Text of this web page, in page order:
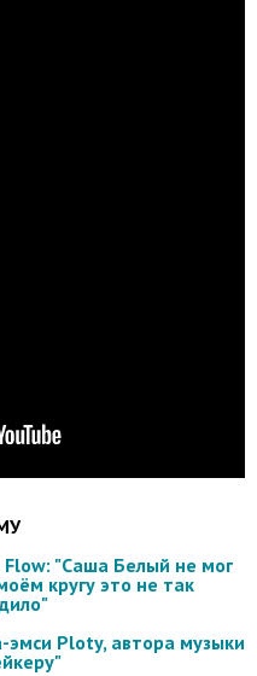
"Саша Белый не мог
кругу это не так
Ploty, автора музыки